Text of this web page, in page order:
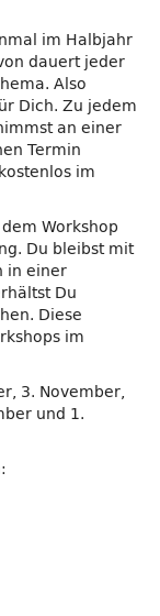
im Halbjahr
dauert jeder
Also
Dich. Zu jedem
an einer
Termin
im
Workshop
Du bleibst mit
in einer
Du
Diese
im
3. November,
und 1.